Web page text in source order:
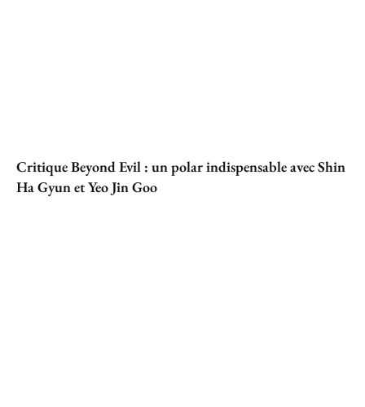
Critique Beyond Evil : un polar indispensable avec Shin
Ha Gyun et Yeo Jin Goo